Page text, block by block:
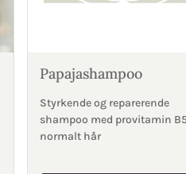
Papajashampoo
Styrkende og reparerende
shampoo med provitamin
normalt hår